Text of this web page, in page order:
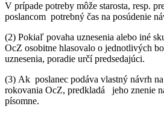
V prípade potreby môže starosta, resp.
poslancom potrebný čas na posúdenie
(2) Pokiaľ povaha uznesenia alebo iné
OcZ osobitne hlasovalo o jednotlivých
uznesenia, poradie určí predsedajúci.
(3) Ak poslanec podáva vlastný návrh na
rokovania OcZ, predkladá jeho znenie
písomne.